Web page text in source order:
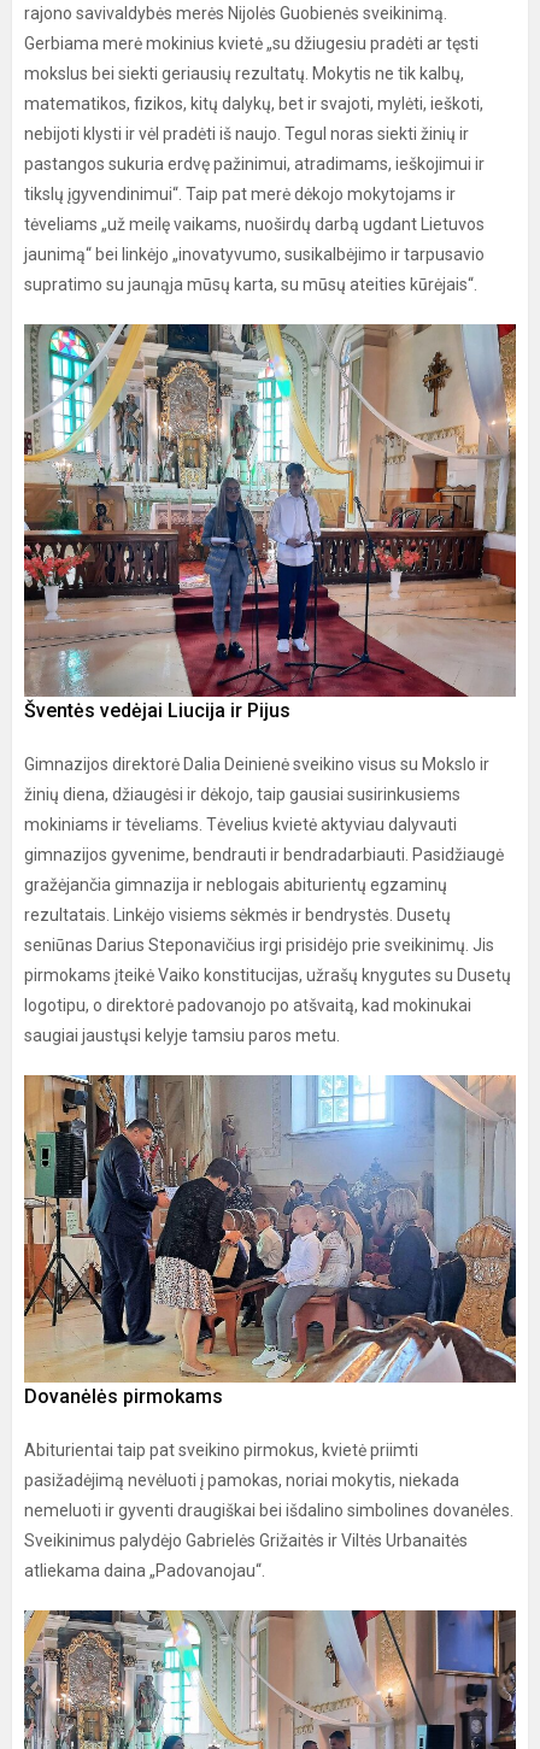
rajono savivaldybės merės Nijolės Guobienės sveikinimą.
Gerbiama merė mokinius kvietė „su džiugesiu pradėti ar tęsti
mokslus bei siekti geriausių rezultatų. Mokytis ne tik kalbų,
matematikos, fizikos, kitų dalykų, bet ir svajoti, mylėti, ieškoti,
nebijoti klysti ir vėl pradėti iš naujo. Tegul noras siekti žinių ir
pastangos sukuria erdvę pažinimui, atradimams, ieškojimui ir
tikslų įgyvendinimui“. Taip pat merė dėkojo mokytojams ir
tėveliams „už meilę vaikams, nuoširdų darbą ugdant Lietuvos
jaunimą“ bei linkėjo „inovatyvumo, susikalbėjimo ir tarpusavio
supratimo su jaunąja mūsų karta, su mūsų ateities kūrėjais“.
Šventės vedėjai Liucija ir Pijus
Gimnazijos direktorė Dalia Deinienė sveikino visus su Mokslo ir
žinių diena, džiaugėsi ir dėkojo, taip gausiai susirinkusiems
mokiniams ir tėveliams. Tėvelius kvietė aktyviau dalyvauti
gimnazijos gyvenime, bendrauti ir bendradarbiauti. Pasidžiaugė
gražėjančia gimnazija ir neblogais abiturientų egzaminų
rezultatais. Linkėjo visiems sėkmės ir bendrystės. Dusetų
seniūnas Darius Steponavičius irgi prisidėjo prie sveikinimų. Jis
pirmokams įteikė Vaiko konstitucijas, užrašų knygutes su Dusetų
logotipu, o direktorė padovanojo po atšvaitą, kad mokinukai
saugiai jaustųsi kelyje tamsiu paros metu.
Dovanėlės pirmokams
Abiturientai taip pat sveikino pirmokus, kvietė priimti
pasižadėjimą nevėluoti į pamokas, noriai mokytis, niekada
nemeluoti ir gyventi draugiškai bei išdalino simbolines dovanėles.
Sveikinimus palydėjo Gabrielės Grižaitės ir Viltės Urbanaitės
atliekama daina „Padovanojau“.